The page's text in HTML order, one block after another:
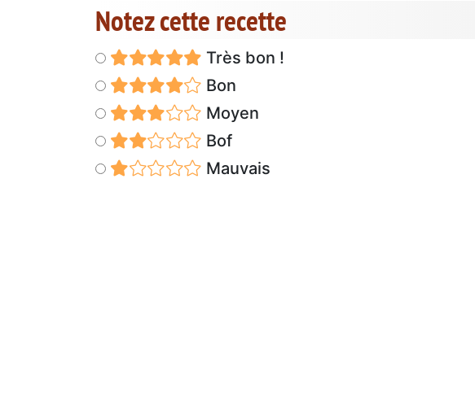
Notez cette recette
Très bon !
Bon
Moyen
Bof
Mauvais